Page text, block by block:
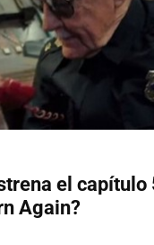
el capítulo
Again?